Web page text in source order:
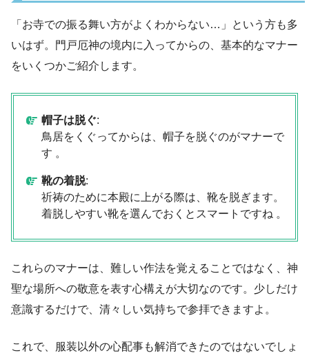
「お寺での振る舞い方がよくわからない…」という方も多
いはず。門戸厄神の境内に入ってからの、基本的なマナー
をいくつかご紹介します。
帽子は脱ぐ:
鳥居をくぐってからは、帽子を脱ぐのがマナーで
す 。
靴の着脱:
祈祷のために本殿に上がる際は、靴を脱ぎます。
着脱しやすい靴を選んでおくとスマートですね 。
これらのマナーは、難しい作法を覚えることではなく、神
聖な場所への敬意を表す心構えが大切なのです。少しだけ
意識するだけで、清々しい気持ちで参拝できますよ。
これで、服装以外の心配事も解消できたのではないでしょ